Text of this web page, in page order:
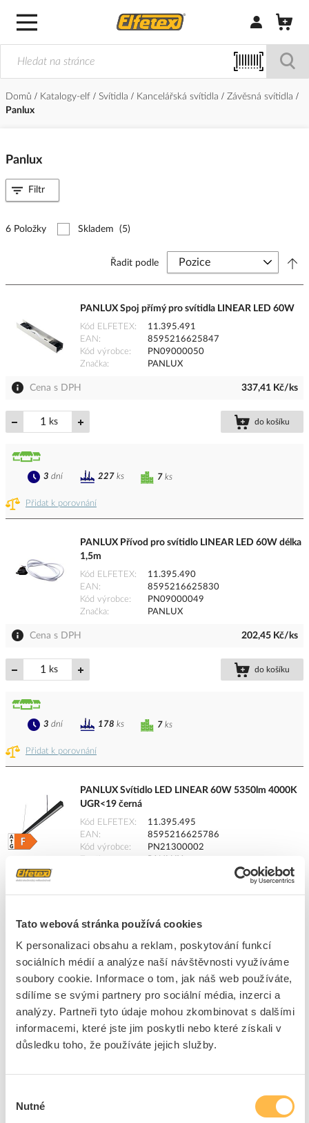
Tato webová stránka používá cookies
K personalizaci obsahu a reklam, poskytování funkcí
sociálních médií a analýze naší návštěvnosti využíváme
soubory cookie. Informace o tom, jak náš web používáte,
sdílíme se svými partnery pro sociální média, inzerci a
analýzy. Partneři tyto údaje mohou zkombinovat s dalšími
informacemi, které jste jim poskytli nebo které získali v
důsledku toho, že používáte jejich služby.
souhlasu
Nutné
Přihlásit/
Domů Katalogy-elf Svítidla Kancelářská svítidla
Závěsná svítidla
Panlux
Panlux
6 Položky Skladem (5)
Řadit podle
PANLUX Spoj přímý pro svítidla LINEAR LED 60W
Kód ELFETEX
11.395.491
EAN
8595216625847
Kód výrobce
PN09000050
Značka
PANLUX
Cena s DPH 337,41 Kč/ks
ks do košíku
Přidat k porovnání
7 ks
3 dní 227 ks
PANLUX Přívod pro svítidlo LINEAR LED 60W délka
1,5m
Kód ELFETEX
11.395.490
EAN
8595216625830
Kód výrobce
PN09000049
Značka
PANLUX
Cena s DPH 202,45 Kč/ks
ks do košíku
Přidat k porovnání
7 ks
3 dní 178 ks
PANLUX Svítidlo LED LINEAR 60W 5350lm 4000K
UGR<19 černá
Kód ELFETEX
11.395.495
EAN
8595216625786
Kód výrobce
PN21300002
Cena s DPH 2 702,55 Kč/ks
Přidat k porovnání
ks
PANLUX Svítidlo LED LINEAR 60W 5100lm 3000K
UGR<19 černá
2 702,55 Kč/ks
Filtr